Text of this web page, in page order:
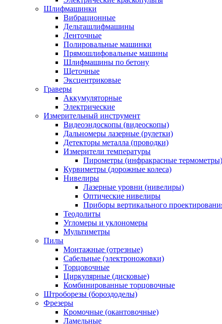
Шлифмашинки
Вибрационные
Дельташлифмашины
Ленточные
Полировальные машинки
Прямошлифовальные машины
Шлифмашины по бетону
Щеточные
Эксцентриковые
Граверы
Аккумуляторные
Электрические
Измерительный инструмент
Видеоэндоскопы (видеоскопы)
Дальномеры лазерные (рулетки)
Детекторы металла (проводки)
Измерители температуры
Пирометры (инфракрасные термометры)
Курвиметры (дорожные колеса)
Нивелиры
Лазерные уровни (нивелиры)
Оптические нивелиры
Приборы вертикального
Теодолиты
Угломеры и уклономеры
Мультиметры
Пилы
Монтажные (отрезные)
Сабельные (электроножовки)
Торцовочные
Циркулярные (дисковые)
Комбинированные торцовочные
Штроборезы (бороздоделы)
Фрезеры
Кромочные (окантовочные)
Ламельные